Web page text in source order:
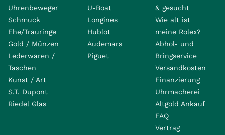
Uhrenbeweger
Schmuck
Ehe/Trauringe
Gold / Münzen
Lederwaren /
Taschen
Kunst / Art
S.T. Dupont
Riedel Glas
U-Boat
Longines
Hublot
Audemars
Piguet
& gesucht
Wie alt ist
meine Rolex?
Abhol- und
Bringservice
Versandkosten
Finanzierung
Uhrmacherei
Altgold Ankauf
FAQ
Vertrag